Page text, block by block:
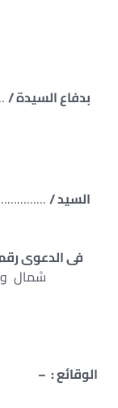
بدفاع السيدة /
السيد /
فى الدعوى
شمال و
الوقائع : –